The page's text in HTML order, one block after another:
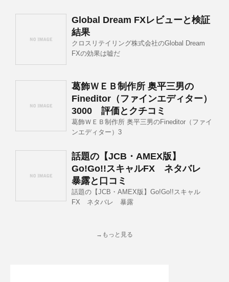
Global Dream FXレビューと検証
結果
クロスリテイリング株式会社のGlobal Dream
FXの効果は嘘だ
葛飾ＷＥＢ制作所 奥平三男の
Fineditor（ファインエディター）
3000 評価とクチコミ
葛飾ＷＥＢ制作所 奥平三男のFineditor（ファイ
ンエディター）3
話題の【JCB・AMEX版】
Go!Go!!スキャルFX ネタバレ
暴露と口コミ
話題の【JCB・AMEX版】Go!Go!!スキャル
FX ネタバレ 暴露
→もっと見る